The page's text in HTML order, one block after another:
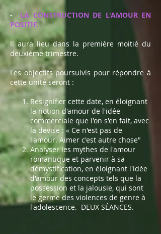
-
LA CONSTRUCTION DE L'AMOUR EN
POSITIF.
Il aura lieu dans la première moitié du
deuxième trimestre.
Les objectifs poursuivis pour répondre à
cette unité seront :
Resignifier cette date, en éloignant
la notion d'amour de l'idée
commerciale que l'on s'en fait, avec
la devise : « Ce n'est pas de
l'amour. Aimer c'est autre chose"
Analyser les mythes de l'amour
romantique et parvenir à sa
démystification, en éloignant l'idée
d'amour des concepts tels que la
possession et la jalousie, qui sont
le germe des violences de genre à
l'adolescence. DEUX SÉANCES.